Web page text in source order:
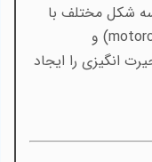
شکل مختلف با
) و
انگیزی را ایجاد